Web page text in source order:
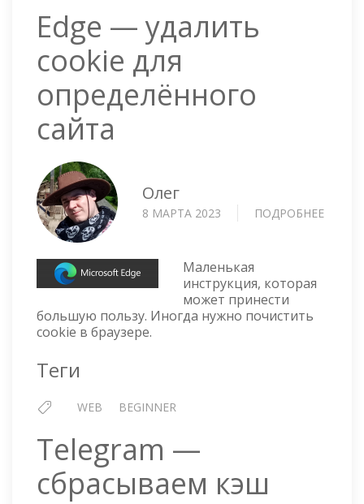
Edge — удалить
cookie для
определённого
сайта
Олег
8 МАРТА 2023 ПОДРОБНЕЕ
Маленькая
инструкция, которая
может принести
большую пользу. Иногда нужно почистить
cookie в браузере.
Теги
WEB BEGINNER
Telegram —
сбрасываем кэш